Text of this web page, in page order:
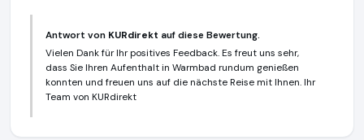
Antwort von KURdirekt auf diese Bewertung.
Vielen Dank für Ihr positives Feedback. Es freut uns sehr,
dass Sie Ihren Aufenthalt in Warmbad rundum genießen
konnten und freuen uns auf die nächste Reise mit Ihnen. Ihr
Team von KURdirekt